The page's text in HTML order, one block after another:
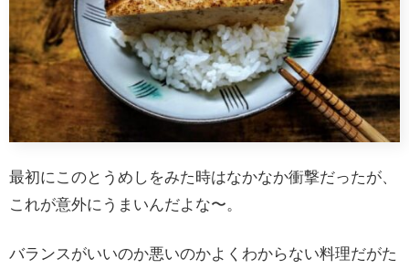
最初にこのとうめしをみた時はなかなか衝撃だったが、
これが意外にうまいんだよな〜。
バランスがいいのか悪いのかよくわからない料理だがた